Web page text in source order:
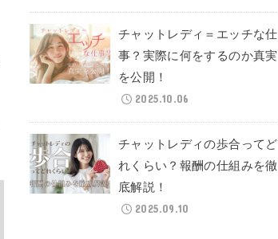
チャットレディ＝エッチな仕
事？実際に何をするのか真実
を公開！
2025.10.06
チャットレディの歩合ってど
れくらい？報酬の仕組みを徹
底解説！
2025.09.10